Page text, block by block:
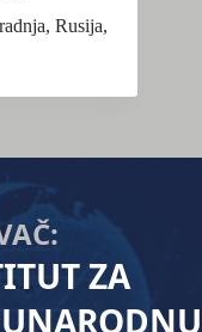
Rusija,
ZA